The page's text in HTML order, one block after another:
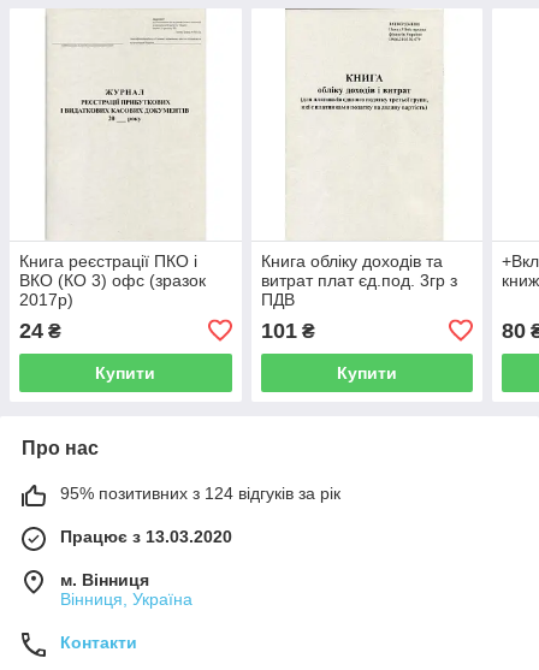
Книга реєстрації ПКО і
ВКО (КО 3) офс (зразок
2017р)
24 ₴
Купити
Книга обліку доходів та
витрат плат єд.под. 3гр з
ПДВ
101₴
Купити
80
Про нас
95% позитивних з 124 відгуків за рік
Працює з 13.03.2020
м. Вінниця
Вінниця, Україна
Контакти